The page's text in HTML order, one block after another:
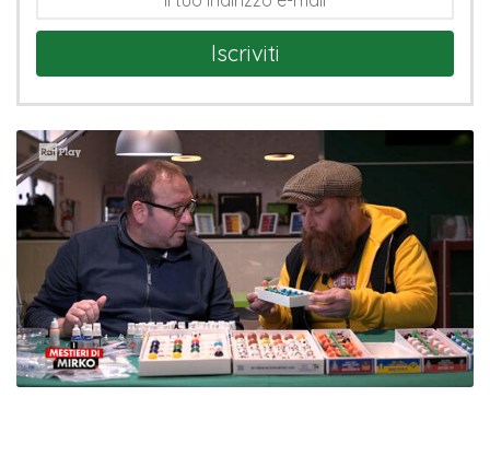
Iscriviti